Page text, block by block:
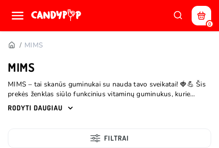
0
MIMS
MIMS
MIMS – tai skanūs guminukai su nauda tavo sveikatai! 🍓💪 Šis
prekės ženklas siūlo funkcinius vitaminų guminukus, kurie
džiugina ne tik skoniu, bet ir naudingu poveikiu organizmui.
Kiekvienas variantas sukurtas su aiškia paskirtimi – imunitetui,
MIMS leidžia pasirūpinti savimi skaniai ir lengvai. Tinka tiek
suaugusiems, tiek vaikams – tai smagus būdas papildyti
RODYTI DAUGIAU
FILTRAI